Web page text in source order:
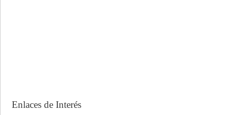
Enlaces de Interés